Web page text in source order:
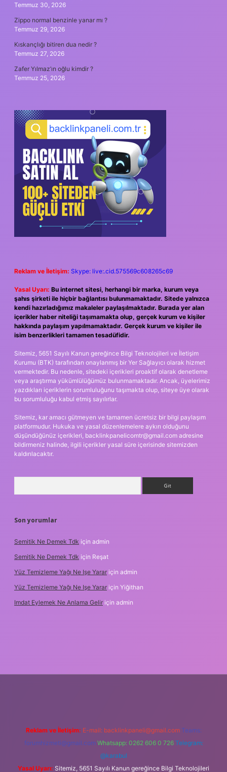
Temmuz 30, 2026
Zippo normal benzinle yanar mı ?
Temmuz 29, 2026
Kıskançlığı bitiren dua nedir ?
Temmuz 27, 2026
Zafer Yılmaz’ın oğlu kimdir ?
Temmuz 25, 2026
Reklam ve İletişim: Skype: live:.cid.575569c608265c69
Yasal Uyarı: Bu internet sitesi, herhangi bir marka, kurum veya
şahıs şirketi ile hiçbir bağlantısı bulunmamaktadır. Sitede yalnızca
kendi hazırladığımız makaleler paylaşılmaktadır. Burada yer alan
içerikler haber niteliği taşımamakta olup, gerçek kurum ve kişiler
hakkında paylaşım yapılmamaktadır. Gerçek kurum ve kişiler ile
isim benzerlikleri tamamen tesadüfidir.
Sitemiz, 5651 Sayılı Kanun gereğince Bilgi Teknolojileri ve İletişim
Kurumu (BTK) tarafından onaylanmış bir Yer Sağlayıcı olarak hizmet
vermektedir. Bu nedenle, sitedeki içerikleri proaktif olarak denetleme
veya araştırma yükümlülüğümüz bulunmamaktadır. Ancak, üyelerimiz
yazdıkları içeriklerin sorumluluğunu taşımakta olup, siteye üye olarak
bu sorumluluğu kabul etmiş sayılırlar.
Sitemiz, kar amacı gütmeyen ve tamamen ücretsiz bir bilgi paylaşım
platformudur. Hukuka ve yasal düzenlemelere aykırı olduğunu
düşündüğünüz içerikleri, backlinkpanelicomtr@gmail.com adresine
bildirmeniz halinde, ilgili içerikler yasal süre içerisinde sitemizden
kaldırılacaktır.
Son yorumlar
Semitik Ne Demek Tdk için admin
Semitik Ne Demek Tdk için Reşat
Yüz Temizleme Yağı Ne Işe Yarar için admin
Yüz Temizleme Yağı Ne Işe Yarar için Yiğithan
Imdat Eylemek Ne Anlama Gelir için admin
Reklam ve İletişim: E-mail: backlinkpaneli@gmail.com Teams:
forumhizmeti@gmail.com Whatsapp: 0262 606 0 726 Telegram:
@karabul
Yasal Uyarı: Sitemiz, 5651 Sayılı Kanun gereğince Bilgi Teknolojileri